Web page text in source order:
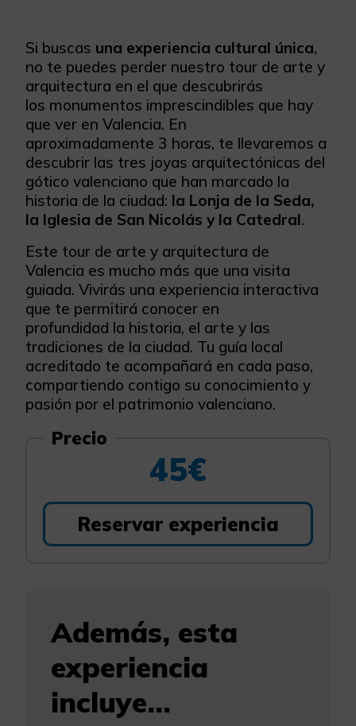
Si buscas una experiencia cultural única,
no te puedes perder nuestro tour de arte y
arquitectura en el que descubrirás
los monumentos imprescindibles que hay
que ver en Valencia. En
aproximadamente 3 horas, te llevaremos a
descubrir las tres joyas arquitectónicas del
gótico valenciano que han marcado la
historia de la ciudad: la Lonja de la Seda,
la Iglesia de San Nicolás y la Catedral.
Este tour de arte y arquitectura de
Valencia es mucho más que una visita
guiada. Vivirás una experiencia interactiva
que te permitirá conocer en
profundidad la historia, el arte y las
tradiciones de la ciudad. Tu guía local
acreditado te acompañará en cada paso,
compartiendo contigo su conocimiento y
pasión por el patrimonio valenciano.
Precio
45€
Reservar experiencia
Además, esta
experiencia
incluye...